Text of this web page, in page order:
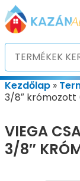
Kezdőlap »
3/8″ krómozott
VIEGA
3/8″